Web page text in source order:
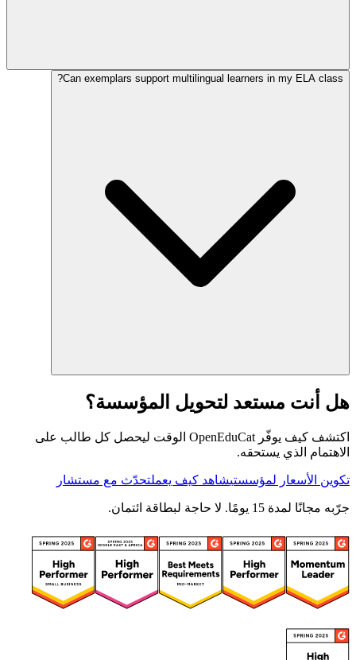
Can exemplars support multilingual learners in my ELA class?
هل أنت مستعد لتحويل المؤسسة؟
اكتشف كيف يوفّر OpenEduCat الوقت ليحصل كل طالب على
الاهتمام الذي يستحقه.
تكوين الأسعار لمؤسستيشاهد كيف يعملتحدّث مع مستشار
جرّبه مجانًا لمدة 15 يومًا. لا حاجة لبطاقة ائتمان.